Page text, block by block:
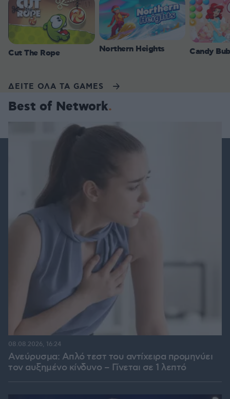
Cut The Rope Northern Heights Candy
ΔΕΙΤΕ ΟΛΑ ΤΑ GAMES
Best of Network
Ανεύρυσμα: Απλό τεστ του αντίχειρα προμηνύει
τον αυξημένο κίνδυνο – Γίνεται σε 1 λεπτό
08.08.2026, 16:24